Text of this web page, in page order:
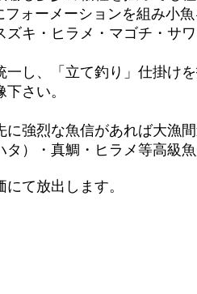
ーメーションを組み小魚
キ・ヒラメ・マゴチ・サ
し、「立て釣り」仕掛けを
さい。
強烈な魚信があれば大漁間
）・真鯛・ヒラメ等高級魚
て放出します。